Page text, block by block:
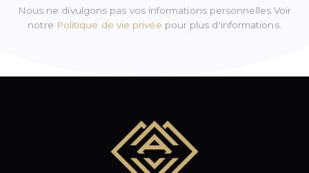
Nous ne divulgons pas vos informations personnelles Voir
notre Politique de vie privée pour plus d'informations.